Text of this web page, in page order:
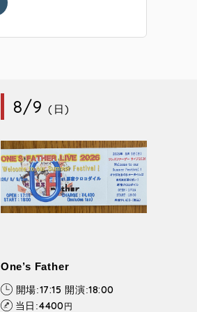
8/9(日)
One’s Father
開場:17:15 開演:18:00
当日:4400 円